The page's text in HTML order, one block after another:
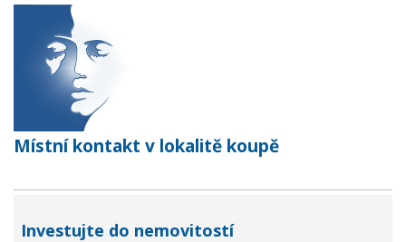
Místní kontakt v lokalitě koupě
Investujte do nemovitostí